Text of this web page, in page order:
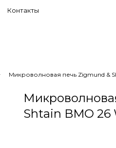
Контакты
Микроволновая печь Zigmund &
Shtain BMO 26